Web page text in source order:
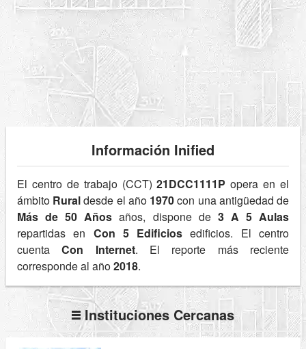
Información Inified
El centro de trabajo (CCT)21DCC1111P opera en el
ámbito Ruraldesde el año 1970con una antigüedad de
Más de 50 Años años, dispone de 3 A 5 Aulas
repartidas en Con 5 Edificios edificios. El centro
cuentaCon Internet. El reporte más reciente
corresponde al año2018.
Instituciones Cercanas